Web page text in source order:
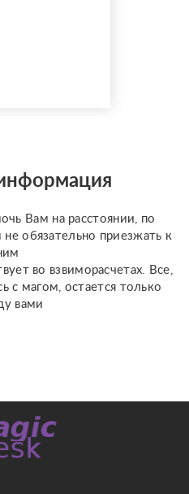
✝️☪️ на
Вам на расстоянии, по
обязательно приезжать к
во взвиморасчетах. Все,
с магом, остается только
вами